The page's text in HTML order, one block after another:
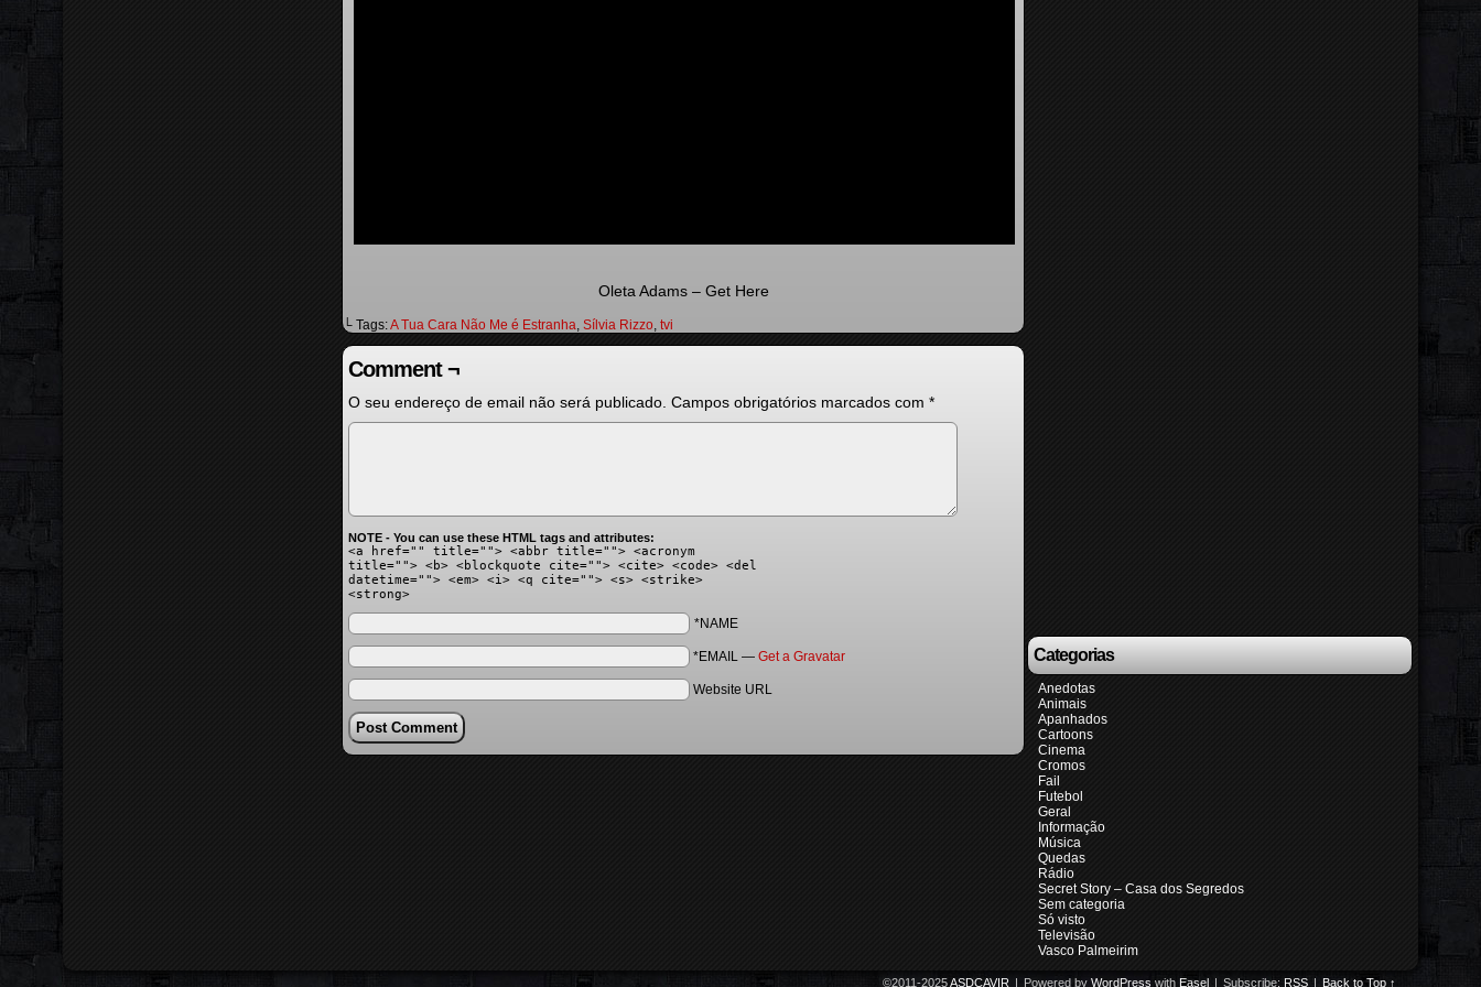
Oleta Adams – Get Here
└ Tags:A Tua Cara Não Me é Estranha, Sílvia Rizzo, tvi
Comment ¬
O seu endereço de email não será publicado. Campos obrigatórios marcados com *
NOTE - You can use these HTML tags and attributes:
<a href="" title=""> <abbr title=""> <acronym
title=""> <b> <blockquote cite=""> <cite> <code> <del
datetime=""> <em> <i> <q cite=""> <s> <strike>
<strong>
*NAME
*EMAIL — Get a Gravatar
Website URL
Categorias
Anedotas
Animais
Apanhados
Cartoons
Cinema
Cromos
Fail
Futebol
Geral
Informação
Música
Quedas
Rádio
Secret Story – Casa dos Segredos
Sem categoria
Só visto
Televisão
Vasco Palmeirim
©2011-2025ASDCAVIR | Powered by WordPress with Easel | Subscribe: RSS | Back to Top ↑